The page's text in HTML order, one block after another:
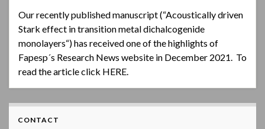
Our recently published manuscript (“Acoustically driven
Stark effect in transition metal dichalcogenide
monolayers“) has received one of the highlights of
Fapesp´s Research News website in December 2021. To
read the article click HERE.
CONTACT